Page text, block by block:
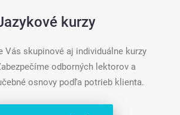
kurzy
Vás skupinové aj individuálne kurzy
odborných lektorov a
osnovy podľa potrieb klienta.